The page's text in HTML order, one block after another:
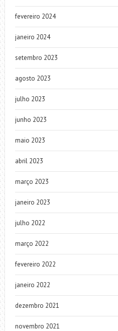
fevereiro 2024
janeiro 2024
setembro 2023
agosto 2023
julho 2023
junho 2023
maio 2023
abril 2023
março 2023
janeiro 2023
julho 2022
março 2022
fevereiro 2022
janeiro 2022
dezembro 2021
novembro 2021